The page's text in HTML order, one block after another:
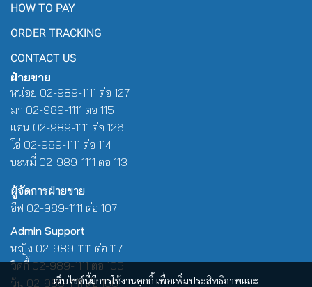
เว็บไซต์นี้มีการใช้งานคุกกี้ เพื่อเพิ่มประสิทธิภาพและ
HOW TO PAY
ORDER TRACKING
CONTACT US
ฝ่ายขาย
หน่อย 02-989-1111 ต่อ 127
มา 02-989-1111 ต่อ 115
แอน 02-989-1111 ต่อ 126
โอ๋ 02-989-1111 ต่อ 114
บะหมี่ 02-989-1111 ต่อ 113
ผู้จัดการฝ่ายขาย
อีฟ 02-989-1111 ต่อ 107
Admin Support
หญิง 02-989-1111 ต่อ 117
วิคกี้ 02-989-1111 ต่อ 105
วุ้น 02-989-1111 ต่อ 100